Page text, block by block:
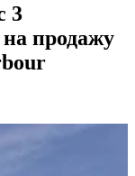
3
продажу